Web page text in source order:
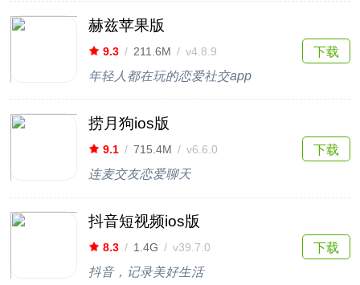
赫兹苹果版
9.3 / 211.6M / v4.8.9
年轻人都在玩的恋爱社交app
下载
捞月狗ios版
9.1 / 715.4M / v6.6.0
连麦交友恋爱聊天
下载
抖音短视频ios版
8.3 / 1.4G / v39.7.0
抖音，记录美好生活
下载